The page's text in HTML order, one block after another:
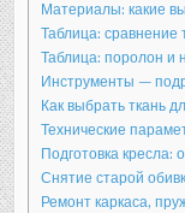
Материалы: какие
Таблица: сравнение
Таблица: поролон и
Инструменты —
Как выбрать ткань
Технические
Подготовка кресла:
Снятие старой
Ремонт каркаса,